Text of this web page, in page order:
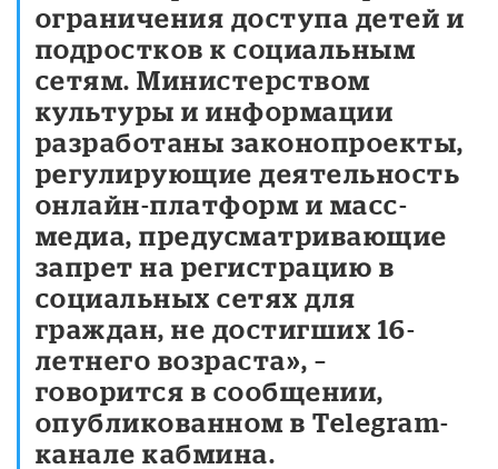
ограничения доступа детей и
подростков к социальным
сетям. Министерством
культуры и информации
разработаны законопроекты,
регулирующие деятельность
онлайн-платформ и масс-
медиа, предусматривающие
запрет на регистрацию в
социальных сетях для
граждан, не достигших 16-
летнего возраста», –
говорится в сообщении,
опубликованном в Telegram-
канале кабмина.